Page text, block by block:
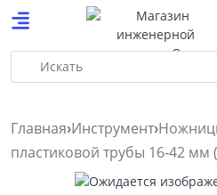
Искать
Главная Инструмент
пластиковой трубы 16-42 мм